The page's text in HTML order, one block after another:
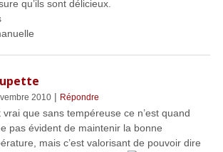
qu’ils sont délicieux.
2010| Répondre
vrai que sans tempéreuse ce n’est quand
pas évident de maintenir la bonne
mais c’est valorisant de pouvoir dire